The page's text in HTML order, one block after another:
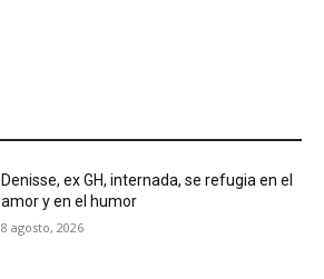
Denisse, ex GH, internada, se refugia en el
amor y en el humor
8 agosto, 2026